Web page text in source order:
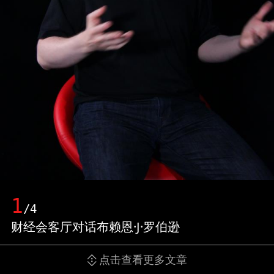
1/4
财经会客厅对话布赖恩·J·罗伯逊
点击查看更多文章